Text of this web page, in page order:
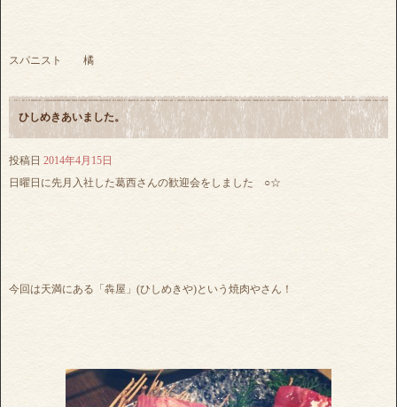
スパニスト 橘
ひしめきあいました。
投稿日 2014年4月15日
日曜日に先月入社した葛西さんの歓迎会をしました ○☆
今回は天満にある「犇屋」(ひしめきや)という焼肉やさん！